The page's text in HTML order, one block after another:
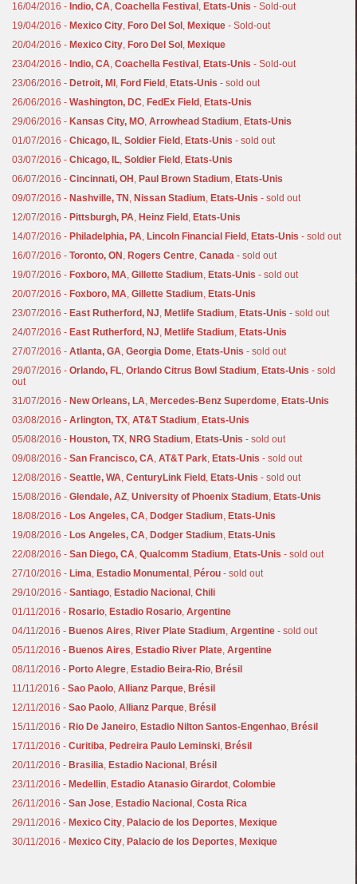
16/04/2016 - Indio, CA,Coachella Festival , Etats-Unis - Sold-out
19/04/2016 - Mexico City, Foro Del Sol , Mexique - Sold-out
20/04/2016 - Mexico City, Foro Del Sol , Mexique
23/04/2016 - Indio, CA,Coachella Festival , Etats-Unis - Sold-out
23/06/2016 - Detroit, MI , Ford Field , Etats-Unis - sold out
26/06/2016 -Washington, DC, FedEx Field , Etats-Unis
29/06/2016 - Kansas City, MO,Arrowhead Stadium, Etats-Unis
01/07/2016 -Chicago, IL,Soldier Field , Etats-Unis - sold out
03/07/2016 -Chicago, IL,Soldier Field , Etats-Unis
06/07/2016 -Cincinnati, OH , Paul Brown Stadium, Etats-Unis
09/07/2016 - Nashville, TN , Nissan Stadium, Etats-Unis - sold out
12/07/2016 - Pittsburgh, PA, Heinz Field , Etats-Unis
14/07/2016 - Philadelphia, PA, Lincoln Financial Field , Etats-Unis - sold out
16/07/2016 -Toronto, ON , Rogers Centre,Canada - sold out
19/07/2016 - Foxboro, MA,Gillette Stadium, Etats-Unis - sold out
20/07/2016 - Foxboro, MA,Gillette Stadium, Etats-Unis
23/07/2016 - East Rutherford, NJ, Metlife Stadium, Etats-Unis - sold out
24/07/2016 - East Rutherford, NJ, Metlife Stadium, Etats-Unis
27/07/2016 -Atlanta, GA,Georgia Dome, Etats-Unis - sold out
29/07/2016 -Orlando, FL,Orlando Citrus Bowl Stadium, Etats-Unis - sold
out
31/07/2016 - New Orleans, LA, Mercedes-Benz Superdome, Etats-Unis
03/08/2016 -Arlington, TX,AT&T Stadium, Etats-Unis
05/08/2016 - Houston, TX, NRG Stadium, Etats-Unis - sold out
09/08/2016 -San Francisco, CA,AT&T Park, Etats-Unis - sold out
12/08/2016 -Seattle, WA,CenturyLink Field , Etats-Unis - sold out
15/08/2016 -Glendale, AZ,University of Phoenix Stadium, Etats-Unis
18/08/2016 - Los Angeles, CA, Dodger Stadium, Etats-Unis
19/08/2016 - Los Angeles, CA, Dodger Stadium, Etats-Unis
22/08/2016 -San Diego, CA,Qualcomm Stadium, Etats-Unis - sold out
27/10/2016 - Lima, Estadio Monumental , Pérou - sold out
29/10/2016 -Santiago, Estadio Nacional ,Chili
01/11/2016 - Rosario, Estadio Rosario,Argentine
04/11/2016 - Buenos Aires, River Plate Stadium,Argentine - sold out
05/11/2016 - Buenos Aires, Estadio River Plate,Argentine
08/11/2016 - Porto Alegre, Estadio Beira-Rio, Brésil
11/11/2016 -Sao Paolo,Allianz Parque, Brésil
12/11/2016 -Sao Paolo,Allianz Parque, Brésil
15/11/2016 - Rio De Janeiro, Estadio Nilton Santos-Engenhao, Brésil
17/11/2016 -Curitiba, Pedreira Paulo Leminski, Brésil
20/11/2016 - Brasilia, Estadio Nacional , Brésil
23/11/2016 - Medellin, Estadio Atanasio Girardot,Colombie
26/11/2016 -San Jose, Estadio Nacional ,Costa Rica
29/11/2016 - Mexico City, Palacio de los Deportes, Mexique
30/11/2016 - Mexico City, Palacio de los Deportes, Mexique